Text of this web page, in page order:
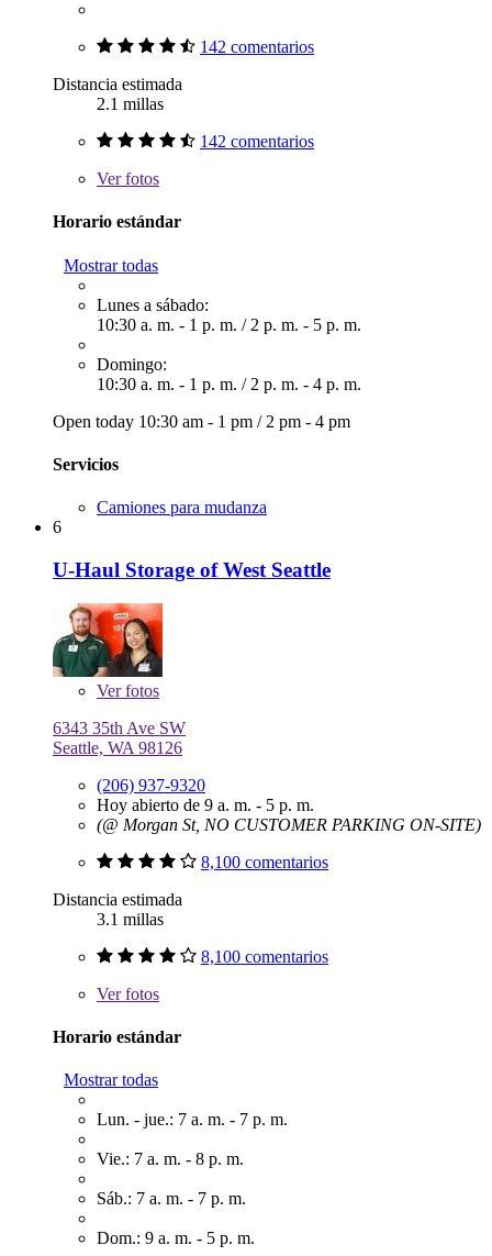
142 comentarios
Distancia estimada
2.1 millas
142 comentarios
Verfotos
Horario estándar
Mostrar todas
Lunes a sábado:
10:30 a. m. - 1 p. m. / 2 p. m. - 5 p. m.
Domingo:
10:30 a. m. - 1 p. m. / 2 p. m. - 4 p. m.
Open today 10:30 am - 1 pm / 2 pm - 4 pm
Servicios
Camiones para mudanza
6
U-Haul Storage of West Seattle
Verfotos
6343 35th Ave SW
Seattle, WA 98126
(206) 937-9320
Hoy abierto de 9 a. m. - 5 p. m.
(@ Morgan St, NO CUSTOMER PARKING ON-SITE)
8,100 comentarios
Distancia estimada
3.1 millas
8,100 comentarios
Verfotos
Horario estándar
Mostrar todas
Lun. - jue.: 7 a. m. - 7 p. m.
Vie.: 7 a. m. - 8 p. m.
Sáb.: 7 a. m. - 7 p. m.
Dom.: 9 a. m. - 5 p. m.